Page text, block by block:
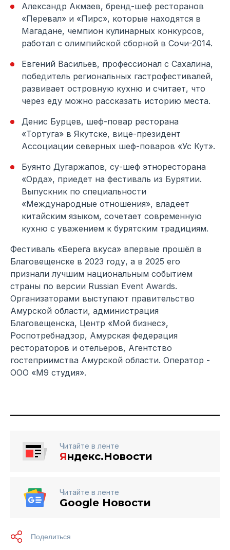
Александр Акмаев, бренд-шеф ресторанов
«Перевал» и «Пирс», которые находятся в
Магадане, чемпион кулинарных конкурсов,
работал с олимпийской сборной в Сочи-2014.
Евгений Васильев, профессионал с Сахалина,
победитель региональных гастрофестивалей,
развивает островную кухню и считает, что
через еду можно рассказать историю места.
Денис Бурцев, шеф-повар ресторана
«Тортуга» в Якутске, вице-президент
Ассоциации северных шеф-поваров «Ус Кут».
Буянто Дугаржапов, су-шеф этноресторана
«Орда», приедет на фестиваль из Бурятии.
Выпускник по специальности
«Международные отношения», владеет
китайским языком, сочетает современную
кухню с уважением к бурятским традициям.
Фестиваль «Берега вкуса» впервые прошёл в
Благовещенске в 2023 году, а в 2025 его
признали лучшим национальным событием
страны по версии Russian Event Awards.
Организаторами выступают правительство
Амурской области, администрация
Благовещенска, Центр «Мой бизнес»,
Роспотребнадзор, Амурская федерация
рестораторов и отельеров, Агентство
гостеприимства Амурской области. Оператор -
ООО «М9 студия».
Читайте в ленте
Яндекс.Новости
Читайте в ленте
Google Новости